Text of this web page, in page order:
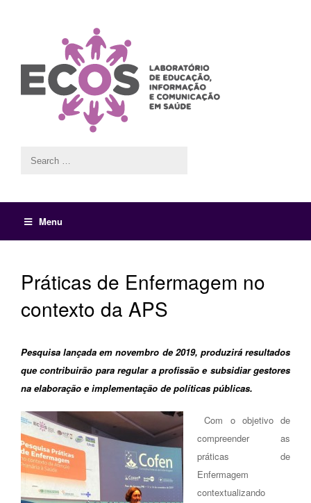
Menu
Práticas de Enfermagem no
contexto da APS
Pesquisa lançada em novembro de 2019, produzirá resultados
que contribuirão para regular a profissão e subsidiar gestores
na elaboração e implementação de políticas públicas.
Com o objetivo de
compreender as
práticas de
Enfermagem
contextualizando